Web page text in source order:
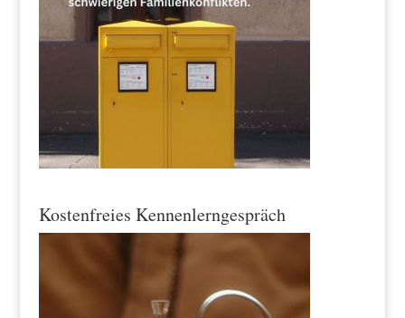
Kostenfreies Kennenlerngespräch